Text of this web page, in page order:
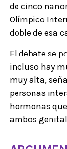
de cinco
Olímpico
doble de esa
El debate se
incluso hay
muy alta,
personas
hormonas
ambos